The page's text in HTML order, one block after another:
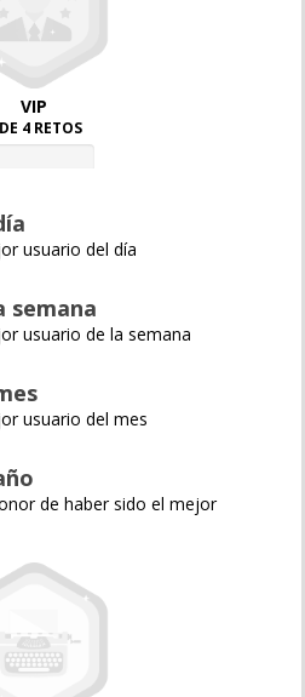
VIP
4 RETOS
usuario del día
semana
usuario de la semana
usuario del mes
de haber sido el mejor